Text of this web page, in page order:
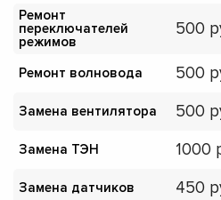
Ремонт
переключателей
режимов
500
Ремонт волновода 500
Замена вентилятора 500
Замена ТЭН 1000
Замена датчиков 450